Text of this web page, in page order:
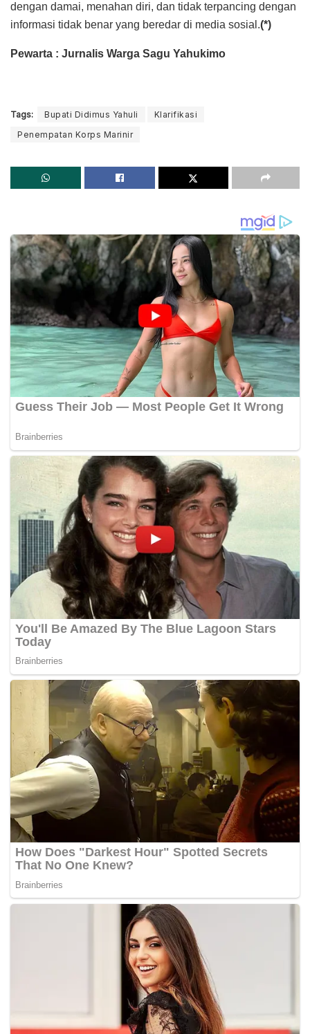
dengan damai, menahan diri, dan tidak terpancing dengan
informasi tidak benar yang beredar di media sosial.(*)
Pewarta : Jurnalis Warga Sagu Yahukimo
Tags: Bupati Didimus Yahuli
Klarifikasi
Penempatan Korps Marinir